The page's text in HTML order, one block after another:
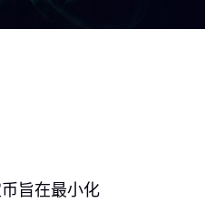
旨在最小化